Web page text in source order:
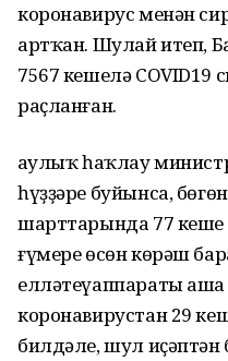
коронавирус менəн
артҡан. Шулай итеп,
7567 кешелə COVID19
раҫланған.
Һаулыҡ һаҡлау
һүҙҙəре буйынса,
шарттарында 77 кеше
ғүмере өсөн көрəш
еллəтеүаппараты аша
коронавирустан 29
билдəле, шул иҫəптəн